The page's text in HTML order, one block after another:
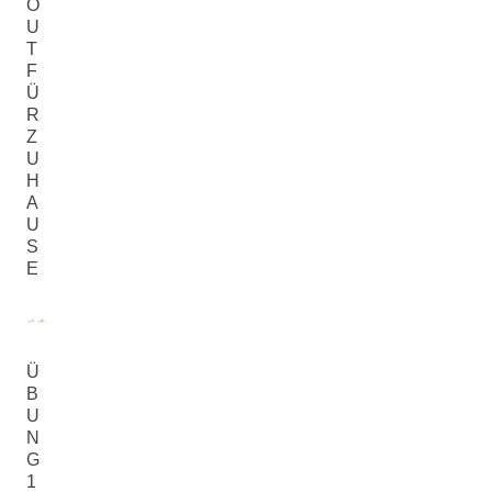
O
U
T
F
Ü
R
Z
U
H
A
U
S
E
Ü
B
U
N
G
1